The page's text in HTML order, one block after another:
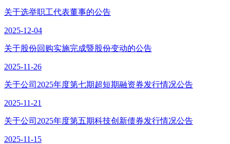
关于选举职工代表董事的公告
2025-12-04
关于股份回购实施完成暨股份变动的公告
2025-11-26
关于公司2025年度第七期超短期融资券发行情况公告
2025-11-21
关于公司2025年度第五期科技创新债券发行情况公告
2025-11-15